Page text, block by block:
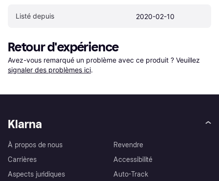
Listé depuis 2020-02-10
Retour d'expérience
Avez-vous remarqué un problème avec ce produit ? Veuillez
signaler des problèmes ici.
Klarna
À propos de nous
Carrières
Aspects juridiques
Revendre
Accessibilité
Auto-Track